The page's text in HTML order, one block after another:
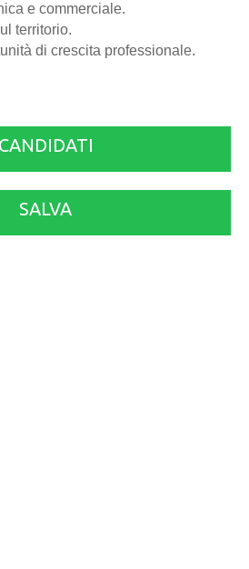
e commerciale.
territorio.
di crescita professionale.
CANDIDATI
SALVA